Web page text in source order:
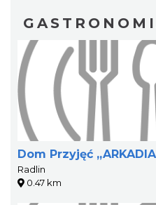
Dom Przyjęć
Radlin
0.47 km